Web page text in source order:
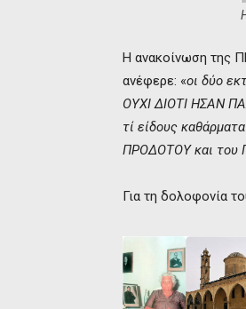
Η ανακοίνωση της
ανέφερε: «οι δύο
ΟΥΧΙ ΔΙΟΤΙ ΗΣΑΝ
τί είδους
ΠΡΟΔΟΤΟΥ και του
Για τη δολοφονία